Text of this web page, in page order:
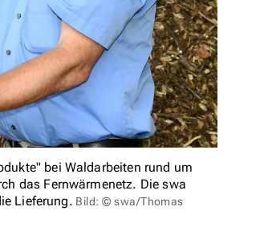
bei Waldarbeiten rund um
das Fernwärmenetz. Die swa
Lieferung. Bild: © swa/Thomas